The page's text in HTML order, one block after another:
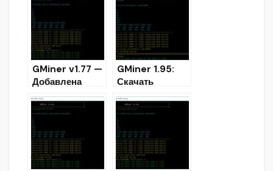
Boost)
GMiner v1.77 —
Добавлена
поддержка API
для двойного
майнинга
(Скачать)
GMiner 1.95:
Скачать
AMD/Nvidia
GPU miner для
Windows &
Linux